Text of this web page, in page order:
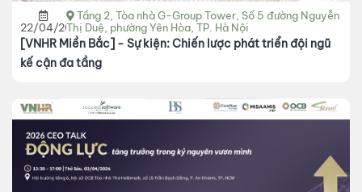
22/04/2026
Tầng 2, Tòa nhà G-Group Tower, Số 5 đường Nguyễn
Thị Duệ, phường Yên Hòa, TP. Hà Nội
[VNHR Miền Bắc] - Sự kiện: Chiến lược phát triển đội ngũ
kế cận đa tầng